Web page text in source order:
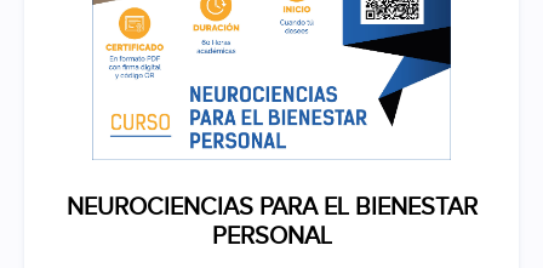
NEUROCIENCIAS PARA EL BIENESTAR
PERSONAL